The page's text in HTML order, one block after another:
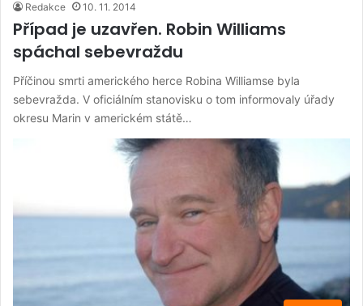
Redakce 10. 11. 2014
Případ je uzavřen. Robin Williams
spáchal sebevraždu
Příčinou smrti amerického herce Robina Williamse byla
sebevražda. V oficiálním stanovisku o tom informovaly úřady
okresu Marin v americkém státě…